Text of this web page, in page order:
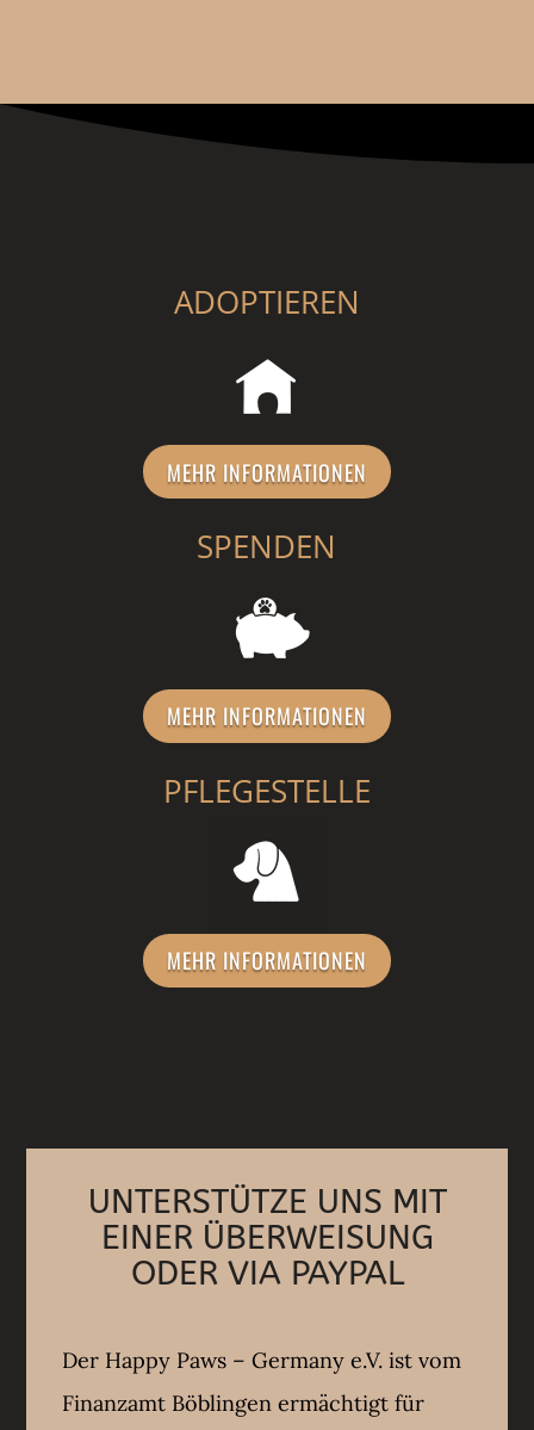
ADOPTIEREN
MEHR INFORMATIONEN
SPENDEN
MEHR INFORMATIONEN
PFLEGESTELLE
MEHR INFORMATIONEN
UNTERSTÜTZE UNS MIT
EINER ÜBERWEISUNG
ODER VIA PAYPAL
Der Happy Paws – Germany e.V. ist vom
Finanzamt Böblingen ermächtigt für